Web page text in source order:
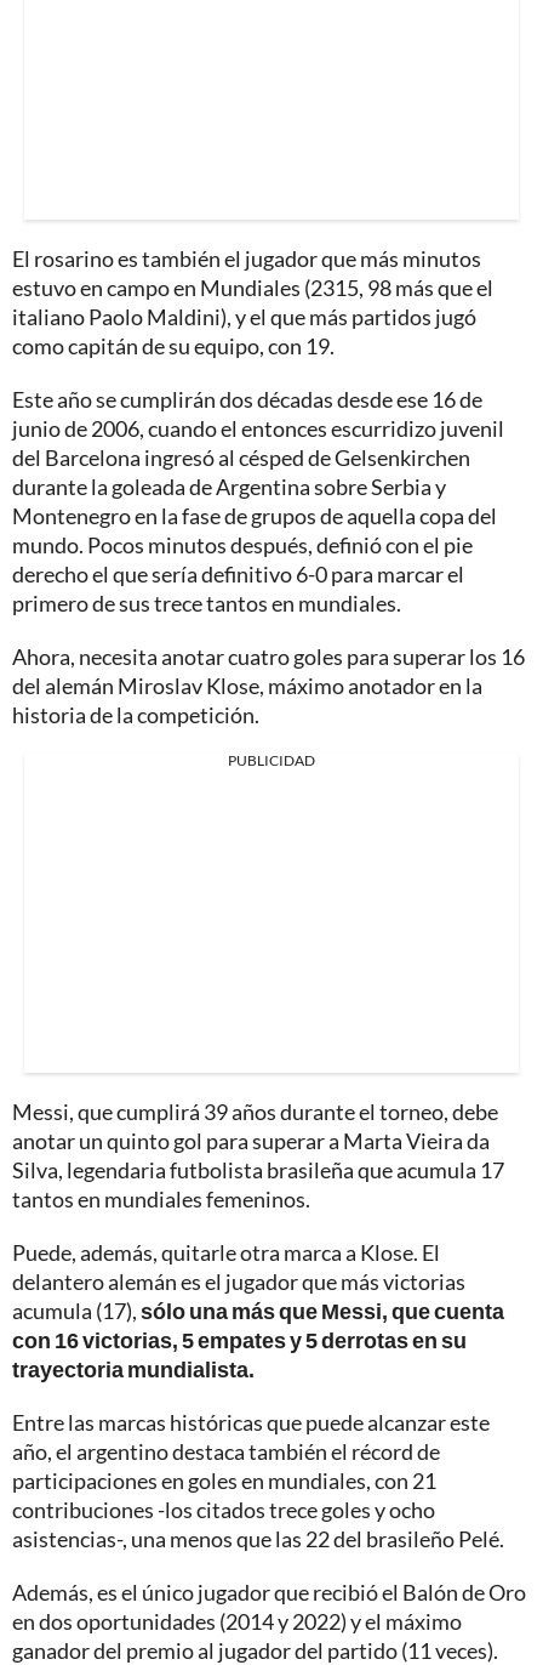
El rosarino es también el jugador que más minutos
estuvo en campo en Mundiales (2315, 98 más que el
italiano Paolo Maldini), y el que más partidos jugó
como capitán de su equipo, con 19.
Este año se cumplirán dos décadas desde ese 16 de
junio de 2006, cuando el entonces escurridizo juvenil
del Barcelona ingresó al césped de Gelsenkirchen
durante la goleada de Argentina sobre Serbia y
Montenegro en la fase de grupos de aquella copa del
mundo. Pocos minutos después, definió con el pie
derecho el que sería definitivo 6-0 para marcar el
primero de sus trece tantos en mundiales.
Ahora, necesita anotar cuatro goles para superar los 16
del alemán Miroslav Klose, máximo anotador en la
historia de la competición.
PUBLICIDAD
Messi, que cumplirá 39 años durante el torneo, debe
anotar un quinto gol para superar a Marta Vieira da
Silva, legendaria futbolista brasileña que acumula 17
tantos en mundiales femeninos.
Puede, además, quitarle otra marca a Klose. El
delantero alemán es el jugador que más victorias
acumula (17),sólo una más que Messi, que cuenta
con 16 victorias, 5 empates y 5 derrotas en su
trayectoria mundialista.
Entre las marcas históricas que puede alcanzar este
año, el argentino destaca también el récord de
participaciones en goles en mundiales, con 21
contribuciones -los citados trece goles y ocho
asistencias-, una menos que las 22 del brasileño Pelé.
Además, es el único jugador que recibió el Balón de Oro
en dos oportunidades (2014 y 2022) y el máximo
ganador del premio al jugador del partido (11 veces).